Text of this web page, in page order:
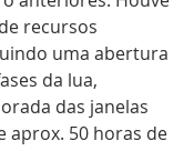
recursos
uma abertura
da lua,
das janelas
aprox. 50 horas de